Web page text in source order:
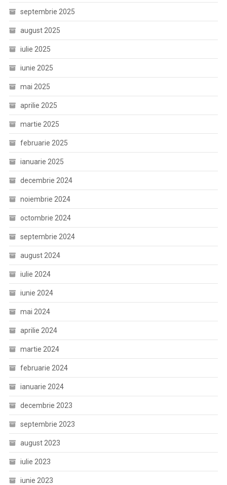
septembrie 2025
august 2025
iulie 2025
iunie 2025
mai 2025
aprilie 2025
martie 2025
februarie 2025
ianuarie 2025
decembrie 2024
noiembrie 2024
octombrie 2024
septembrie 2024
august 2024
iulie 2024
iunie 2024
mai 2024
aprilie 2024
martie 2024
februarie 2024
ianuarie 2024
decembrie 2023
septembrie 2023
august 2023
iulie 2023
iunie 2023